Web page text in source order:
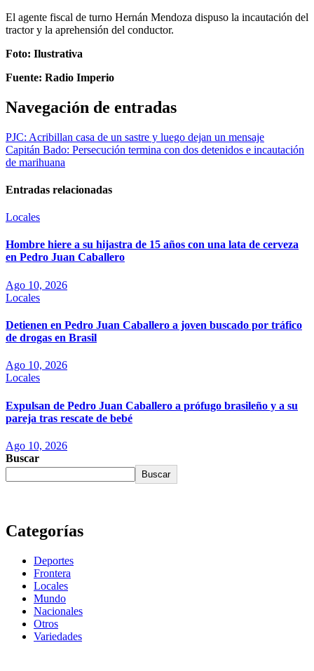
El agente fiscal de turno Hernán Mendoza dispuso la incautación del
tractor y la aprehensión del conductor.
Foto: Ilustrativa
Fuente: Radio Imperio
Navegación de entradas
PJC: Acribillan casa de un sastre y luego dejan un mensaje
Capitán Bado: Persecución termina con dos detenidos e incautación
de marihuana
Entradas relacionadas
Locales
Hombre hiere a su hijastra de 15 años con una lata de cerveza
en Pedro Juan Caballero
Ago 10, 2026
Locales
Detienen en Pedro Juan Caballero a joven buscado por tráfico
de drogas en Brasil
Ago 10, 2026
Locales
Expulsan de Pedro Juan Caballero a prófugo brasileño y a su
pareja tras rescate de bebé
Ago 10, 2026
Buscar
Buscar
Categorías
Deportes
Frontera
Locales
Mundo
Nacionales
Otros
Variedades